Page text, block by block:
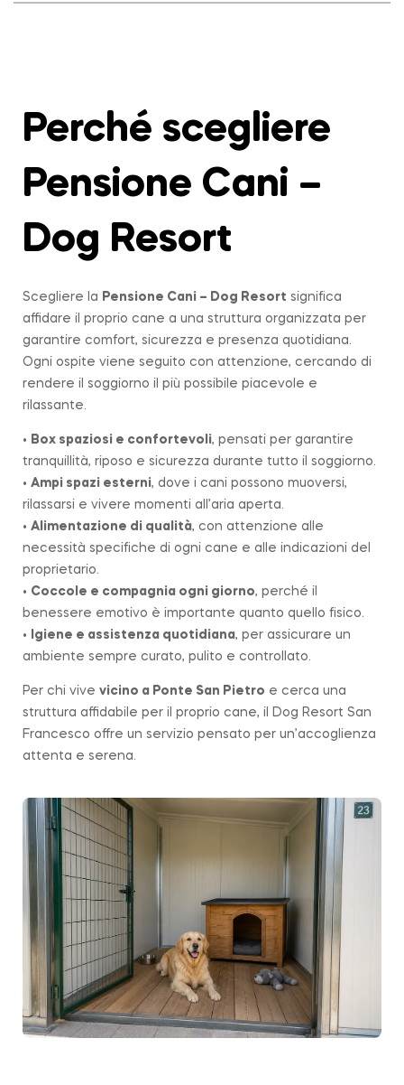
Perché scegliere
Pensione Cani –
Dog Resort
Scegliere la Pensione Cani – Dog Resort significa
affidare il proprio cane a una struttura organizzata per
garantire comfort, sicurezza e presenza quotidiana.
Ogni ospite viene seguito con attenzione, cercando di
rendere il soggiorno il più possibile piacevole e
rilassante.
• Box spaziosi e confortevoli, pensati per garantire
tranquillità, riposo e sicurezza durante tutto il soggiorno.
• Ampi spazi esterni, dove i cani possono muoversi,
rilassarsi e vivere momenti all’aria aperta.
• Alimentazione di qualità, con attenzione alle
necessità specifiche di ogni cane e alle indicazioni del
proprietario.
• Coccole e compagnia ogni giorno, perché il
benessere emotivo è importante quanto quello fisico.
•
Igiene e assistenza quotidiana, per assicurare un
ambiente sempre curato, pulito e controllato.
Per chi vive vicino a Ponte San Pietro e cerca una
struttura affidabile per il proprio cane, il Dog Resort San
Francesco offre un servizio pensato per un’accoglienza
attenta e serena.